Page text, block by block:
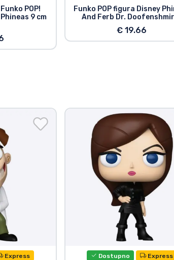
POP!
9 cm
Funko POP figura Disney
And Ferb Dr.
€ 19.66
Express Dostupno Express